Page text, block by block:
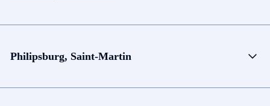
Philipsburg, Saint-Martin